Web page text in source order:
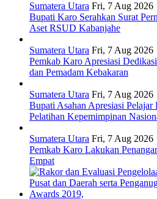
Sumatera Utara Fri, 7 Aug 2026
Bupati Karo Serahkan Surat
Aset RSUD Kabanjahe
Sumatera Utara Fri, 7 Aug 2026
Pemkab Karo Apresiasi
dan Pemadam Kebakaran
Sumatera Utara Fri, 7 Aug 2026
Bupati Asahan Apresiasi
Pelatihan Kepemimpinan
Sumatera Utara Fri, 7 Aug 2026
Pemkab Karo Lakukan
Empat